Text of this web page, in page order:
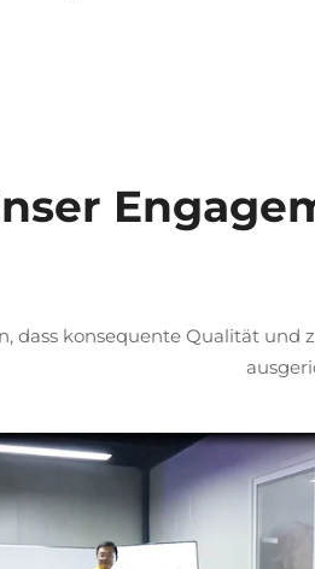
dass konsequente Qualität und